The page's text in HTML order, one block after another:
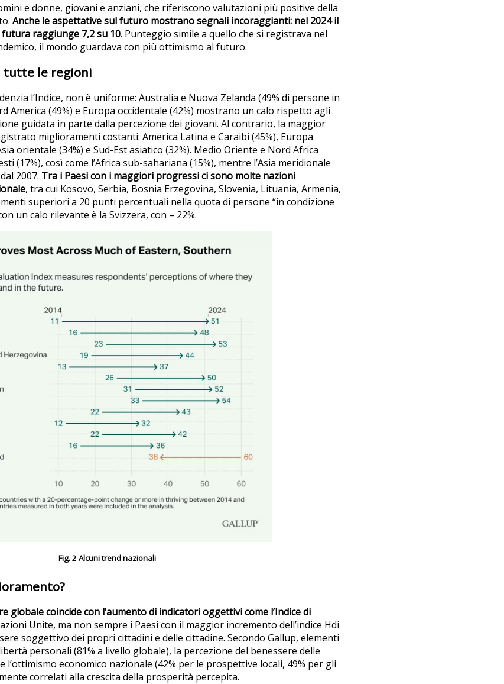
e donne, giovani e anziani, che riferiscono valutazioni più positive della
Anche le aspettative sul futuro mostrano segnali incoraggianti: nel 2024 il
raggiunge 7,2 su 10. Punteggio simile a quello che si registrava nel
il mondo guardava con più ottimismo al futuro.
tutte le regioni
l’Indice, non è uniforme: Australia e Nuova Zelanda (49% di persone in
America (49%) e Europa occidentale (42%) mostrano un calo rispetto agli
guidata in parte dalla percezione dei giovani. Al contrario, la maggior
miglioramenti costanti: America Latina e Caraibi (45%), Europa
orientale (34%) e Sud-Est asiatico (32%). Medio Oriente e Nord Africa
(17%), così come l’Africa sub-sahariana (15%), mentre l’Asia meridionale
2007. Tra i Paesi con i maggiori progressi ci sono molte nazioni
, tra cui Kosovo, Serbia, Bosnia Erzegovina, Slovenia, Lituania, Armenia,
superiori a 20 punti percentuali nella quota di persone “in condizione
un calo rilevante è la Svizzera, con – 22%.
Fig. 2 Alcuni trend nazionali
globale coincide con l’aumento di indicatori oggettivi come l’Indice di
Unite, ma non sempre i Paesi con il maggior incremento dell’indice Hdi
soggettivo dei propri cittadini e delle cittadine. Secondo Gallup, elementi
personali (81% a livello globale), la percezione del benessere delle
l’ottimismo economico nazionale (42% per le prospettive locali, 49% per gli
correlati alla crescita della prosperità percepita.